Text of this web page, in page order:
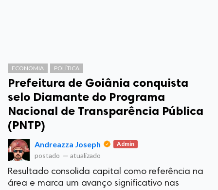
ECONOMIA POLÍTICA
Prefeitura de Goiânia conquista
selo Diamante do Programa
Nacional de Transparência Pública
(PNTP)
Andreazza Joseph Admin
postado — atualizado
Resultado consolida capital como referência na
área e marca um avanço significativo nas